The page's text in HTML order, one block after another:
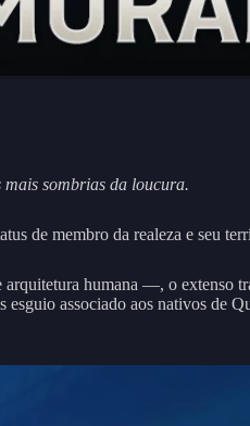
mais sombrias da loucura.
de membro da realeza e seu
humana —, o extenso
associado aos nativos de